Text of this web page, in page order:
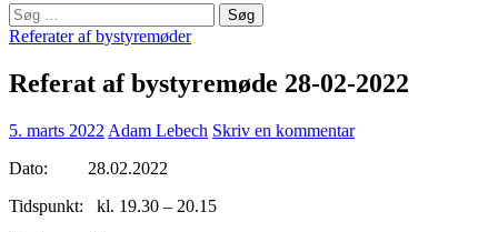
Søg
efter:
Referater af bystyremøder
Referat af bystyremøde 28-02-2022
5. marts 2022 Adam Lebech Skriv en kommentar
Dato: 28.02.2022
Tidspunkt: kl. 19.30 – 20.15